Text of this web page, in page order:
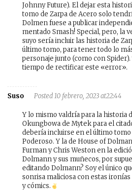
Johnny Future). El dejar esta
tomo de Zarpa de Acero solo
Dolmen fuese a publicar
mentado Smash! Special, pero, la
suyo sería incluir las historia de
último tomo, para tener todo lo
personaje junto (como con
tiempo de rectificar este «error».
Suso Posted 10 febrero, 2023 at22:44
Y lo mismo valdría para la historia
Okungbowa de Mytek para el
debería incluirse en el último
Poderoso. Y la de House of
Furman y Chris Weston en la
Dolmann y sus muñecos, por
editando Dolmann? Soy el único
sonrisa maliciosa con estas ironías
y cómics.